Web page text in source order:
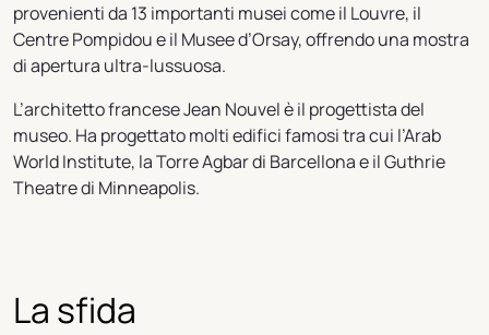
provenienti da 13 importanti musei come il Louvre, il
Centre Pompidou e il Musee d’Orsay, offrendo una mostra
di apertura ultra-lussuosa.
L’architetto francese Jean Nouvel è il progettista del
museo. Ha progettato molti edifici famosi tra cui l’Arab
World Institute, la Torre Agbar di Barcellona e il Guthrie
Theatre di Minneapolis.
La sfida